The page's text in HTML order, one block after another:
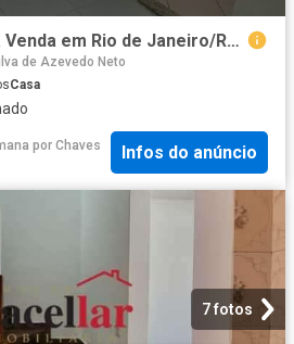
Casa / Sobrado para Venda em Rio de Janeiro/RJ Curicica 3 Quartos
de Azevedo Neto
Casa
por Chaves
Infos do anúncio
7 fotos